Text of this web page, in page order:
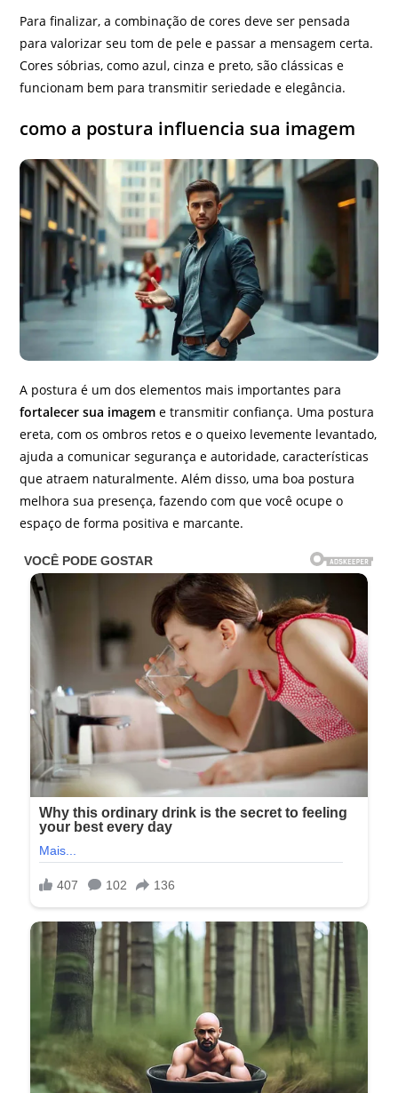
Para finalizar, a combinação de cores deve ser pensada
para valorizar seu tom de pele e passar a mensagem certa.
Cores sóbrias, como azul, cinza e preto, são clássicas e
funcionam bem para transmitir seriedade e elegância.
como a postura influencia sua imagem
A postura é um dos elementos mais importantes para
fortalecer sua imagem e transmitir confiança. Uma postura
ereta, com os ombros retos e o queixo levemente levantado,
ajuda a comunicar segurança e autoridade, características
que atraem naturalmente. Além disso, uma boa postura
melhora sua presença, fazendo com que você ocupe o
espaço de forma positiva e marcante.